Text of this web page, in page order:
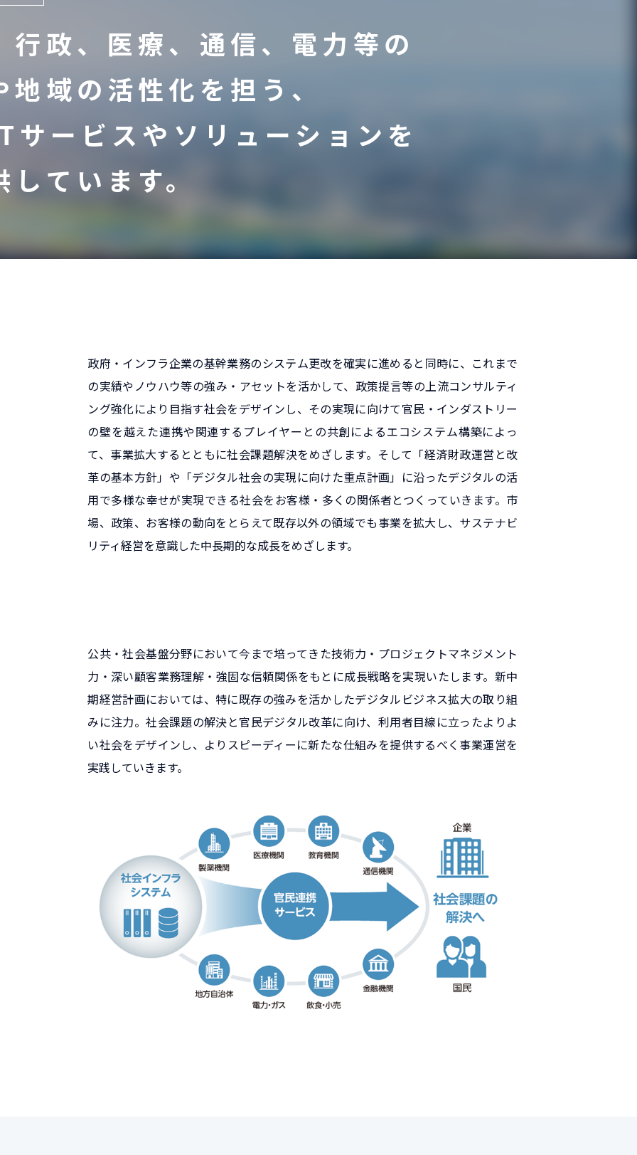
行政、医療、通信、電力等の
域の活性化を担う、
サービスやソリューションを
ています。
政府・インフラ企業の基幹業務のシステム更改を確実に進めると同時に、これまで
の実績やノウハウ等の強み・アセットを活かして、政策提言等の上流コンサルティ
ング強化により目指す社会をデザインし、その実現に向けて官民・インダストリー
の壁を越えた連携や関連するプレイヤーとの共創によるエコシステム構築によっ
て、事業拡大するとともに社会課題解決をめざします。そして「経済財政運営と改
革の基本方針」や「デジタル社会の実現に向けた重点計画」に沿ったデジタルの活
用で多様な幸せが実現できる社会をお客様・多くの関係者とつくっていきます。市
場、政策、お客様の動向をとらえて既存以外の領域でも事業を拡大し、サステナビ
リティ経営を意識した中長期的な成長をめざします。
公共・社会基盤分野において今まで培ってきた技術力・プロジェクトマネジメント
力・深い顧客業務理解・強固な信頼関係をもとに成長戦略を実現いたします。新中
期経営計画においては、特に既存の強みを活かしたデジタルビジネス拡大の取り組
みに注力。社会課題の解決と官民デジタル改革に向け、利用者目線に立ったよりよ
い社会をデザインし、よりスピーディーに新たな仕組みを提供するべく事業運営を
実践していきます。